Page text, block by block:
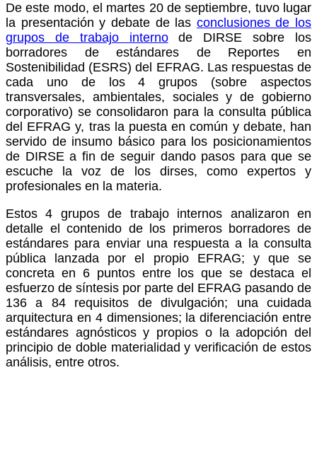
De este modo, el martes 20 de septiembre, tuvo lugar
la presentación y debate de las conclusiones de los
grupos de trabajo internode DIRSE sobre los
borradores de estándares de Reportes en
Sostenibilidad (ESRS) del EFRAG. Las respuestas de
cada uno de los 4 grupos (sobre aspectos
transversales, ambientales, sociales y de gobierno
corporativo) se consolidaron para la consulta pública
del EFRAG y, tras la puesta en común y debate, han
servido de insumo básico para los posicionamientos
de DIRSE a fin de seguir dando pasos para que se
escuche la voz de los dirses, como expertos y
profesionales en la materia.
Estos 4 grupos de trabajo internos analizaron en
detalle el contenido de los primeros borradores de
estándares para enviar una respuesta a la consulta
pública lanzada por el propio EFRAG; y que se
concreta en 6 puntos entre los que se destaca el
esfuerzo de síntesis por parte del EFRAG pasando de
136 a 84 requisitos de divulgación; una cuidada
arquitectura en 4 dimensiones; la diferenciación entre
estándares agnósticos y propios o la adopción del
principio de doble materialidad y verificación de estos
análisis, entre otros.